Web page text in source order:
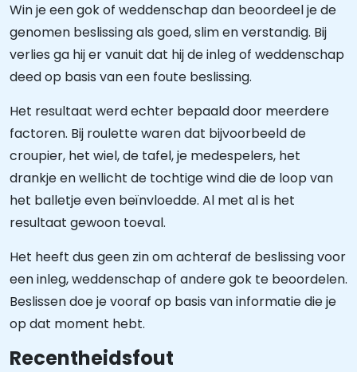
Win je een gok of weddenschap dan beoordeel je de
genomen beslissing als goed, slim en verstandig. Bij
verlies ga hij er vanuit dat hij de inleg of weddenschap
deed op basis van een foute beslissing.
Het resultaat werd echter bepaald door meerdere
factoren. Bij roulette waren dat bijvoorbeeld de
croupier, het wiel, de tafel, je medespelers, het
drankje en wellicht de tochtige wind die de loop van
het balletje even beïnvloedde. Al met al is het
resultaat gewoon toeval.
Het heeft dus geen zin om achteraf de beslissing voor
een inleg, weddenschap of andere gok te beoordelen.
Beslissen doe je vooraf op basis van informatie die je
op dat moment hebt.
Recentheidsfout